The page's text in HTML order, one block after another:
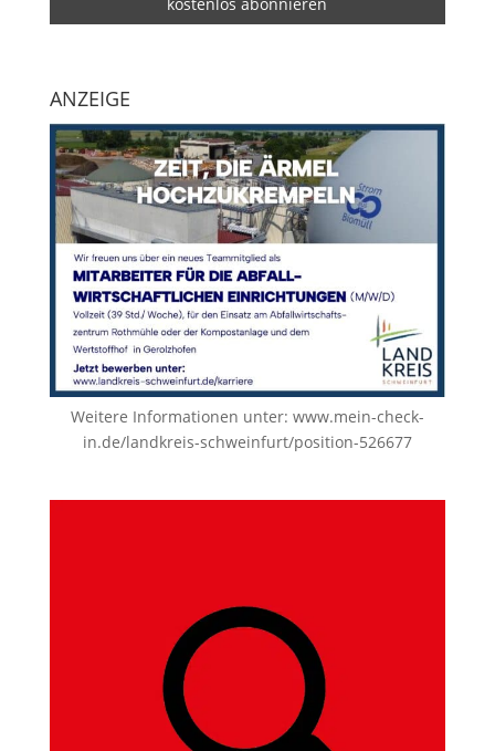
ANZEIGE
Weitere Informationen unter: www.mein-check-
in.de/landkreis-schweinfurt/position-526677